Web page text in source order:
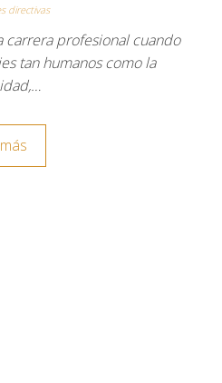
directivas
carrera profesional cuando
tan humanos como la